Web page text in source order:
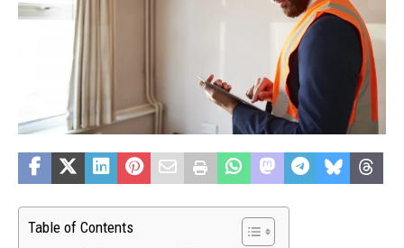
Table of Contents